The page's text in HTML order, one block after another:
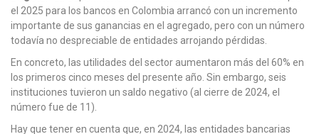
el 2025 para los bancos en Colombia arrancó con un incremento
importante de sus ganancias en el agregado, pero con un número
todavía no despreciable de entidades arrojando pérdidas.
En concreto, las utilidades del sector aumentaron más del 60% en
los primeros cinco meses del presente año. Sin embargo, seis
instituciones tuvieron un saldo negativo (al cierre de 2024, el
número fue de 11).
Hay que tener en cuenta que, en 2024, las entidades bancarias